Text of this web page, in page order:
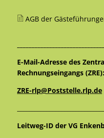
AGB der
E-Mail-Adresse des
Rechnungseingangs (ZRE):
ZRE-rlp@Poststelle.rlp.de
Leitweg-ID der VG